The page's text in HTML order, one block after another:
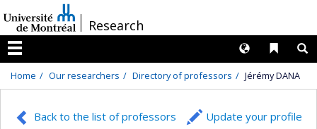
au
contenu
/Research
Menu
Liens
Langues
Home Our researchers Directory of professors Jérémy DANA
Back to the list of professors Update your profile